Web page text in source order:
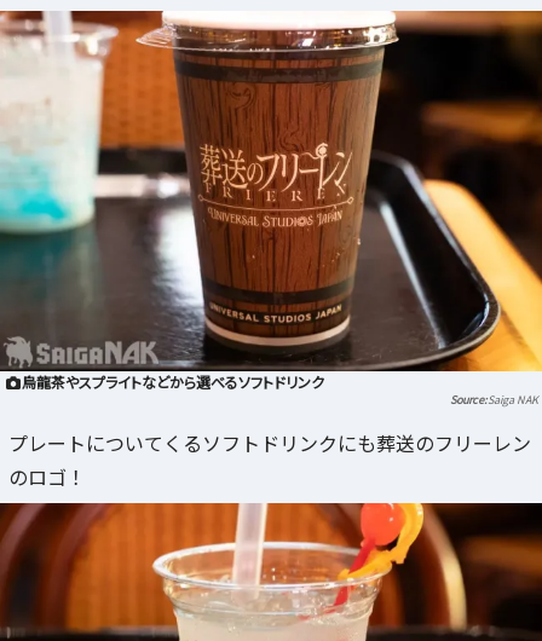
烏龍茶やスプライトなどから選べるソフトドリンク
Saiga NAK
プレートについてくるソフトドリンクにも葬送のフリーレン
のロゴ！